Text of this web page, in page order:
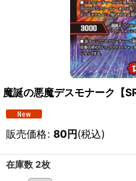
魔誕の悪魔デスモナーク【
販売価格: 80円(税込)
在庫数 2枚